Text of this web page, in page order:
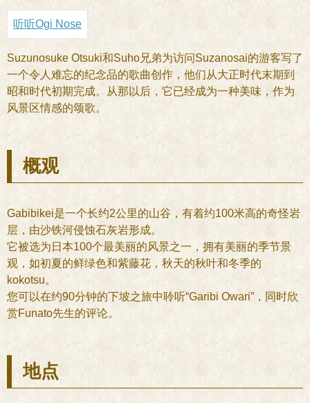
听听Ogi Nose
Suzunosuke Otsuki和Suho兄弟为访问Suzanosai的游客写了
一个令人难忘的纪念品的歌曲创作，他们从大正时代末期到
昭和时代初期完成。从那以后，它已经成为一种美味，作为
风景区情感的颂歌。
概观
Gabibikei是一个长约2公里的山谷，有着约100米高的奇怪岩
层，由沙铁河侵蚀石灰岩形成。
它被选为日本100个最美丽的风景之一，拥有美丽的季节景
观，如初夏的鲜绿色和紫藤花，秋天的秋叶和冬季的
kokotsu。
您可以在约90分钟的下坡之旅中聆听“Garibi Owari”，同时欣
赏Funato先生的评论。
地点